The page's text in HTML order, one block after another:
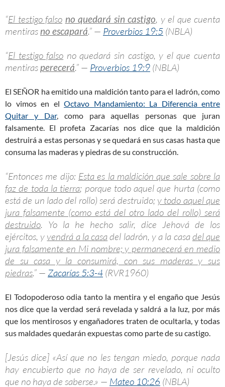
“El testigo falso no quedará sin castigo, y el que cuenta
mentiras no escapará.” — Proverbios 19:5 (NBLA)
“El testigo falso no quedará sin castigo, y el que cuenta
mentirasperecerá.” — Proverbios 19:9 (NBLA)
El SEÑOR ha emitido una maldición tanto para el ladrón, como
lo vimos en el Octavo Mandamiento: La Diferencia entre
Quitar y Dar, como para aquellas personas que juran
falsamente. El profeta Zacarías nos dice que la maldición
destruirá a estas personas y se quedará en sus casas hasta que
consuma las maderas y piedras de su construcción.
“Entonces me dijo: Esta es la maldición que sale sobre la
faz de toda la tierra; porque todo aquel que hurta (como
está de un lado del rollo) será destruido; y todo aquel que
jura falsamente (como está del otro lado del rollo) será
destruido. Yo la he hecho salir, dice Jehová de los
ejércitos, y vendrá a la casadel ladrón, y a la casadel que
jura falsamente en Mi nombre; y permanecerá en medio
de su casa y la consumirá, con sus maderas y sus
piedras.” — Zacarías 5:3-4 (RVR1960)
El Todopoderoso odia tanto la mentira y el engaño que Jesús
nos dice que la verdad será revelada y saldrá a la luz, por más
que los mentirosos y engañadores traten de ocultarla, y todas
sus maldades quedarán expuestas como parte de su castigo.
[Jesús dice] «Así que no les tengan miedo, porque nada
hay encubierto que no haya de ser revelado, ni oculto
que no haya de saberse.» — Mateo 10:26 (NBLA)